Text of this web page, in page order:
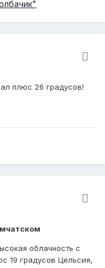
плюс 26 градусов!
облачность с
19 градусов Цельсия,